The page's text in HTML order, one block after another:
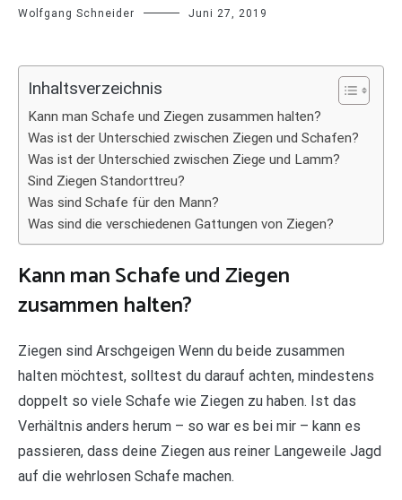
Wolfgang Schneider Juni 27, 2019
Inhaltsverzeichnis
Kann man Schafe und Ziegen zusammen halten?
Was ist der Unterschied zwischen Ziegen und Schafen?
Was ist der Unterschied zwischen Ziege und Lamm?
Sind Ziegen Standorttreu?
Was sind Schafe für den Mann?
Was sind die verschiedenen Gattungen von Ziegen?
Kann man Schafe und Ziegen
zusammen halten?
Ziegen sind Arschgeigen Wenn du beide zusammen
halten möchtest, solltest du darauf achten, mindestens
doppelt so viele Schafe wie Ziegen zu haben. Ist das
Verhältnis anders herum – so war es bei mir – kann es
passieren, dass deine Ziegen aus reiner Langeweile Jagd
auf die wehrlosen Schafe machen.